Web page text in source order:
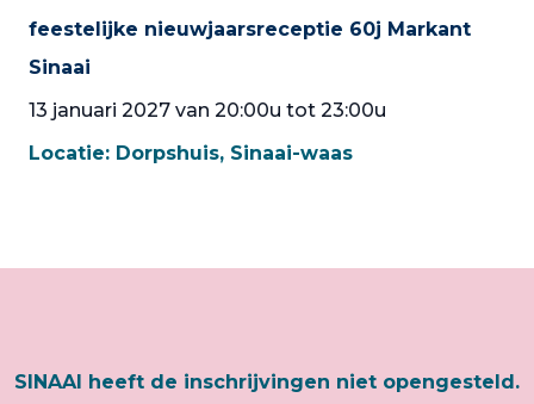
feestelijke nieuwjaarsreceptie 60j Markant
Sinaai
13 januari 2027 van 20:00u tot 23:00u
Locatie: Dorpshuis, Sinaai-waas
SINAAI heeft de inschrijvingen niet opengesteld.